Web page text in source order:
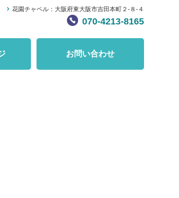
花園チャペル：大阪府東大阪市吉田本町２-８-４
070-4213-8165
お問い合わせ